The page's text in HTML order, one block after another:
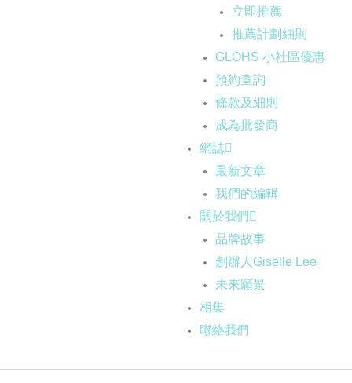
立即推薦
推薦計劃細則
GLOHS 小社區優惠
預約查詢
條款及細則
成為批發商
網誌
最新文章
我們的編輯
關於我們
品牌故事
創辦人Giselle Lee
未來願景
相集
聯絡我們